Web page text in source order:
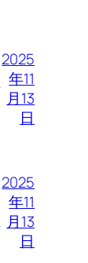
2025
年11
月13
日
2025
年11
月13
日